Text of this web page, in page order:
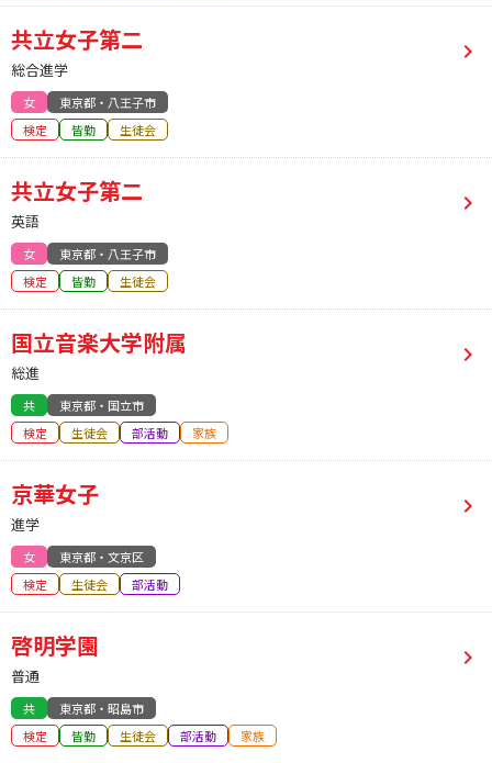
共立女子第二
総合進学
女
東京都・八王子市
検定
皆勤 生徒会
共立女子第二
英語
女
東京都・八王子市
検定
皆勤 生徒会
国立音楽大学附属
総進
共
東京都・国立市
検定
生徒会 部活動 家族
京華女子
進学
女
東京都・文京区
検定
生徒会 部活動
啓明学園
普通
共
東京都・昭島市
検定
皆勤 生徒会 部活動 家族